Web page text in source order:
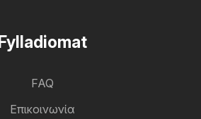
Fylladiomat
FAQ
Επικοινωνία